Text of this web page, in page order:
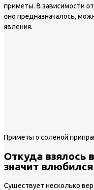
приметы. В зависимости
оно предназначалось,
явления.
Приметы о соленой
Откуда взялось
значит влюбился
Существует несколько